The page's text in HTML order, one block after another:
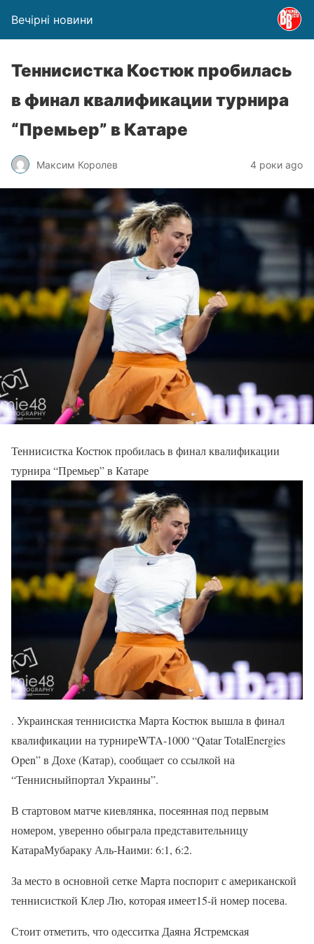
Вечірні новини
Теннисистка Костюк пробилась
в финал квалификации турнира
“Премьер” в Катаре
Максим Королев 4 роки ago
Теннисистка Костюк пробилась в финал квалификации
турнира “Премьер” в Катаре
. Украинская теннисистка Марта Костюк вышла в финал
квалификации на турниреWTA-1000 “Qatar TotalEnergies
Open” в Дохе (Катар), сообщает со ссылкой на
“Теннисныйпортал Украины”.
В стартовом матче киевлянка, посеянная под первым
номером, уверенно обыграла представительницу
КатараМубараку Аль-Наими: 6:1, 6:2.
За место в основной сетке Марта поспорит с американской
теннисисткой Клер Лю, которая имеет15-й номер посева.
Стоит отметить, что одесситка Даяна Ястремская